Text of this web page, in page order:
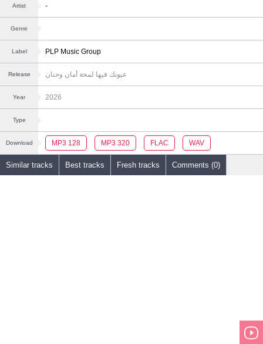
Artist -
Genre
Label PLP Music Group
Release عيونك فيها لمحة أمان وحنان
Year 2026
Type
Download MP3 128 MP3 320 FLAC WAV
Similar tracks Best tracks Fresh tracks Comments (0)